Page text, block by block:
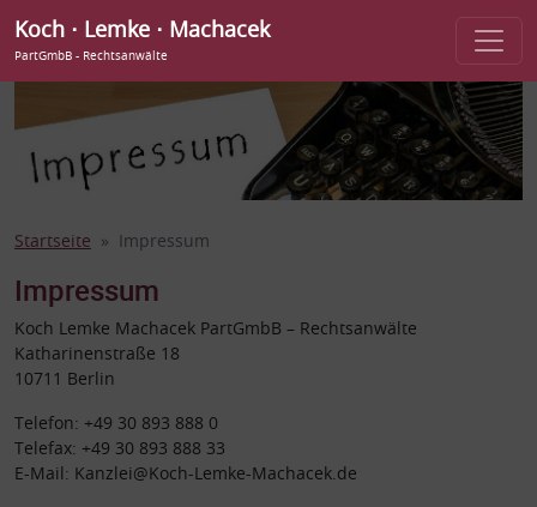
Koch ⋅ Lemke ⋅ Machacek
PartGmbB - Rechtsanwälte
Startseite Impressum
Impressum
Koch Lemke Machacek PartGmbB – Rechtsanwälte
Katharinenstraße 18
10711 Berlin
Telefon: +49 30 893 888 0
Telefax: +49 30 893 888 33
E-Mail: Kanzlei@Koch-Lemke-Machacek.de